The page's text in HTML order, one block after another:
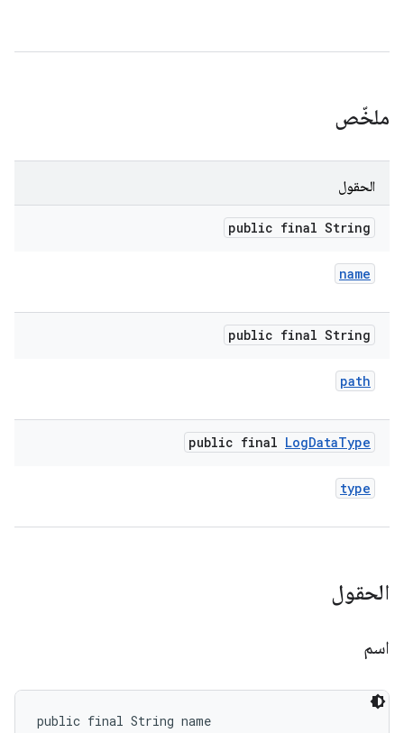
ملخّص
الحقول
public final String
name
public final String
path
public final LogDataType
type
الحقول
اسم
public final String name